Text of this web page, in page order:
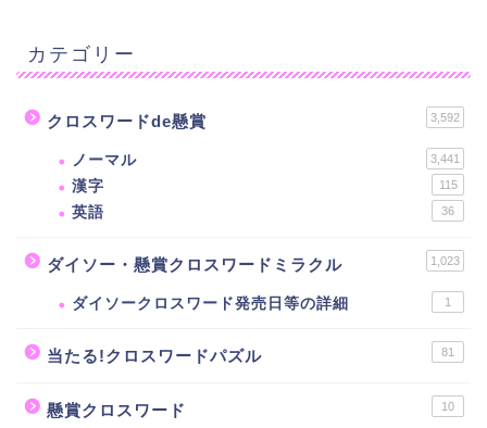
カテゴリー
クロスワードde懸賞 3,592
ノーマル 3,441
漢字 115
英語 36
ダイソー・懸賞クロスワードミラクル 1,023
ダイソークロスワード発売日等の詳細 1
当たる!クロスワードパズル 81
懸賞クロスワード 10